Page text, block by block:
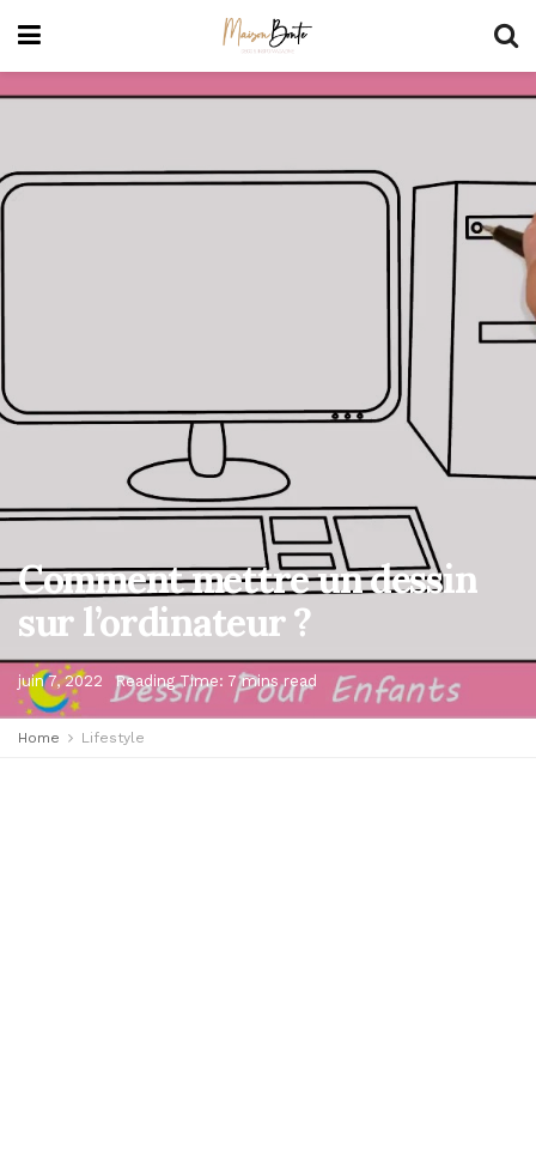
Comment mettre un dessin
sur l’ordinateur ?
juin 7, 2022 Reading Time: 7 mins read
Home Lifestyle